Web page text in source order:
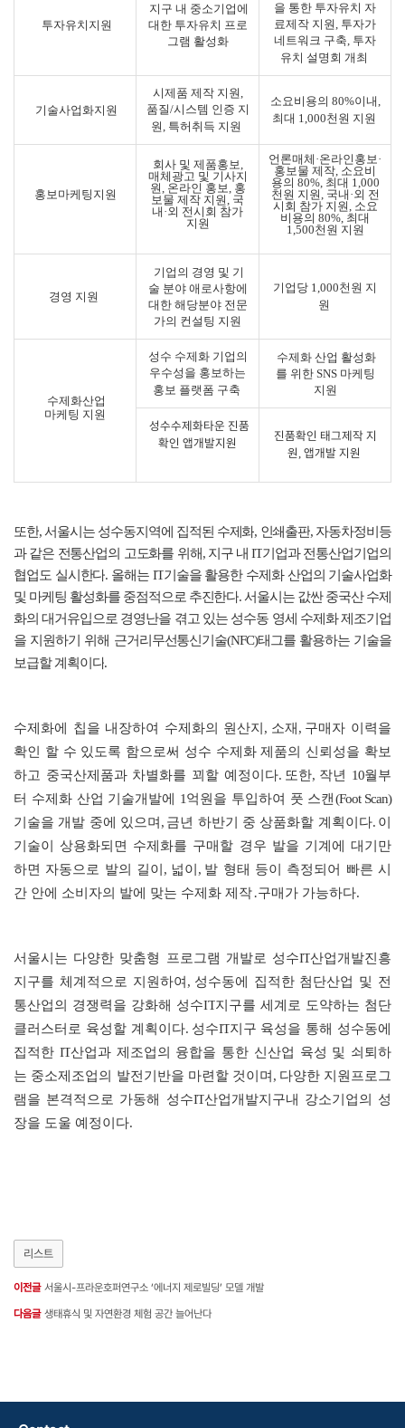
투자유치지원
지구 내 중소기업에
대한 투자유치 프로
그램 활성화
을 통한 투자유치 자
료제작 지원, 투자가
네트워크 구축, 투자
유치 설명회 개최
기술사업화지원
시제품 제작 지원,
품질/시스템 인증 지
원, 특허취득 지원
소요비용의 80%이내,
최대 1,000천원 지원
홍보마케팅지원
회사 및 제품홍보,
매체광고 및 기사지
원, 온라인 홍보, 홍
보물 제작 지원, 국
내 ·외 전시회 참가
지원
언론매체 ·온라인홍보·
홍보물 제작, 소요비
용의 80%, 최대 1,000
천원 지원, 국내 ·외 전
시회 참가 지원, 소요
비용의 80%, 최대
1,500천원 지원
경영 지원
기업의 경영 및 기
술 분야 애로사항에
대한 해당분야 전문
가의 컨설팅 지원
기업당 1,000천원 지
원
수제화산업
마케팅 지원
성수 수제화 기업의
우수성을 홍보하는
홍보 플랫폼 구축
수제화 산업 활성화
를 위한 SNS 마케팅
지원
성수수제화타운 진품
확인 앱개발지원
진품확인 태그제작 지
원, 앱개발 지원
또한,서울시는 성수동지역에 집적된 수제화, 인쇄출판, 자동차정비등
과 같은 전통산업의 고도화를 위해, 지구 내IT기업과 전통산업기업의
협업도 실시한다. 올해는 IT기술을 활용한 수제화 산업의 기술사업화
및 마케팅 활성화를 중점적으로 추진한다.서울시는 값싼 중국산 수제
화의 대거유입으로 경영난을 겪고 있는 성수동 영세 수제화 제조기업
을 지원하기 위해 근거리무선통신기술(NFC)태그를 활용하는 기술을
보급할 계획이다.
수제화에 칩을 내장하여 수제화의 원산지 , 소재 , 구매자 이력을
확인 할 수 있도록 함으로써 성수 수제화 제품의 신뢰성을 확보
하고 중국산제품과 차별화를 꾀할 예정이다. 또한, 작년 10월부
터 수제화 산업 기술개발에 1억원을 투입하여 풋 스캔 (Foot Scan)
기술을 개발 중에 있으며 , 금년 하반기 중 상품화할 계획이다. 이
기술이 상용화되면 수제화를 구매할 경우 발을 기계에 대기만
하면 자동으로 발의 길이 , 넓이 , 발 형태 등이 측정되어 빠른 시
간 안에 소비자의 발에 맞는 수제화 제작․구매가 가능하다.
서울시는 다양한 맞춤형 프로그램 개발로 성수IT산업개발진흥
지구를 체계적으로 지원하여 , 성수동에 집적한 첨단산업 및 전
통산업의 경쟁력을 강화해 성수IT지구를 세계로 도약하는 첨단
클러스터로 육성할 계획이다. 성수IT지구 육성을 통해 성수동에
집적한 IT산업과 제조업의 융합을 통한 신산업 육성 및 쇠퇴하
는 중소제조업의 발전기반을 마련할 것이며 , 다양한 지원프로그
램을 본격적으로 가동해 성수IT산업개발지구내 강소기업의 성
장을 도울 예정이다.
리스트
이전글 서울시-프라운호퍼연구소 ‘에너지 제로빌딩’ 모델 개발
다음글 생태휴식 및 자연환경 체험 공간 늘어난다